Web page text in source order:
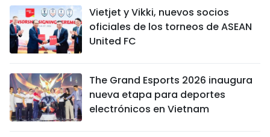
Vietjet y Vikki, nuevos socios
oficiales de los torneos de ASEAN
United FC
The Grand Esports 2026 inaugura
nueva etapa para deportes
electrónicos en Vietnam